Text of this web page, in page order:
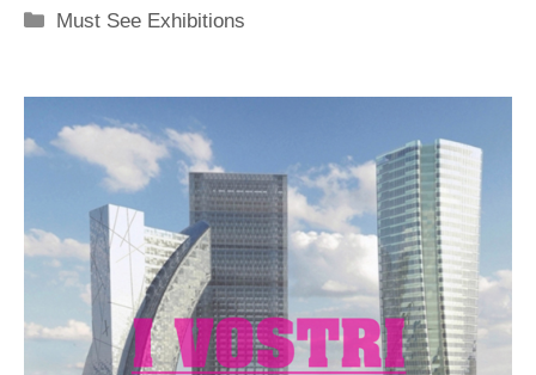
Categorie
Must See Exhibitions